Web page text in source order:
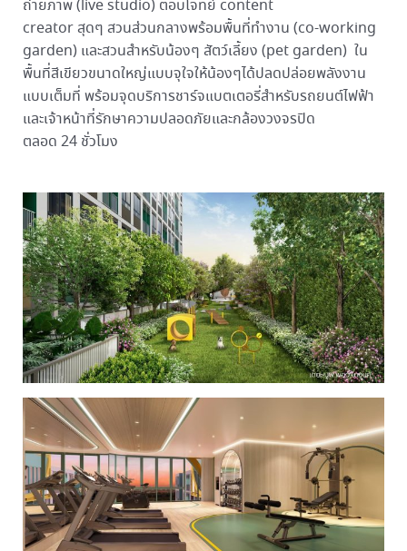
ถ่ายภาพ (live studio) ตอบโจทย์ content
creator สุดๆ สวนส่วนกลางพร้อมพื้นที่ทำงาน (co-working
garden) และสวนสำหรับน้องๆ สัตว์เลี้ยง (pet garden) ใน
พื้นที่สีเขียวขนาดใหญ่แบบจุใจให้น้องๆได้ปลดปล่อยพลังงาน
แบบเต็มที่ พร้อมจุดบริการชาร์จแบตเตอรี่สำหรับรถยนต์ไฟฟ้า
และเจ้าหน้าที่รักษาความปลอดภัยและกล้องวงจรปิด
ตลอด 24 ชั่วโมง